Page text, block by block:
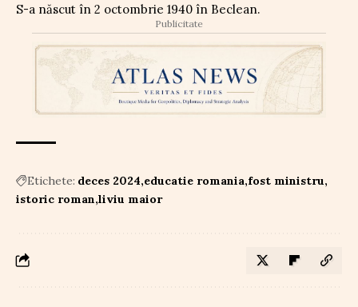
S-a născut în 2 octombrie 1940 în Beclean.
Publicitate
Etichete: deces 2024 educatie romania fost ministru
istoric roman liviu maior